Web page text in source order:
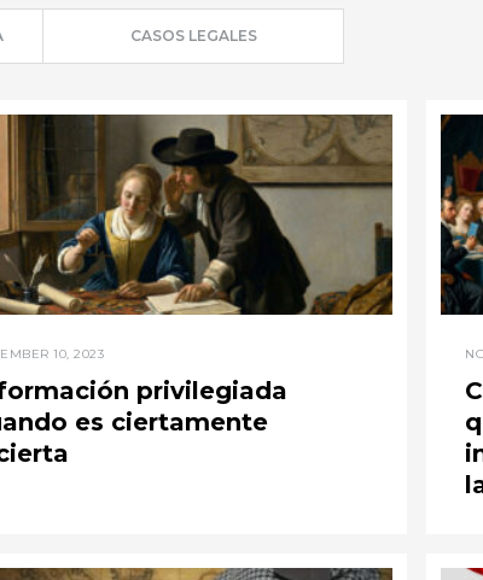
CASOS LEGALES
10, 2023
privilegiada
es ciertamente